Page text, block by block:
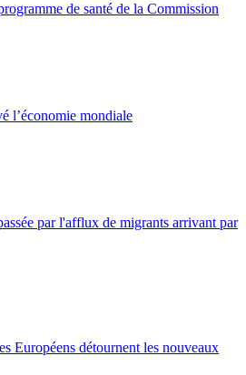
de santé de la Commission
l’économie mondiale
par l'afflux de migrants arrivant par
Européens détournent les nouveaux